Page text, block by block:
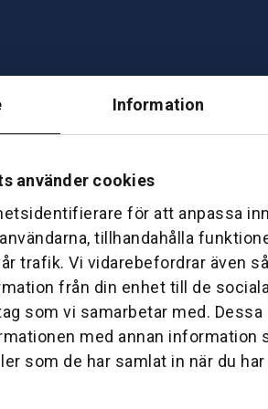
Information
använder cookies
för att anpassa
tillhandahålla
trafik. Vi vidarebefordrar även
från din enhet till de
som vi samarbetar med. Dessa
med annan information
som de har samlat in när du